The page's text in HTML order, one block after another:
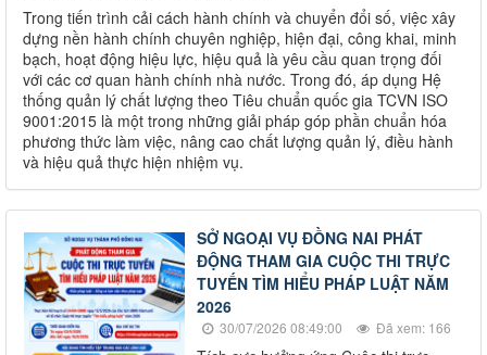
Trong tiến trình cải cách hành chính và chuyển đổi số, việc xây
dựng nền hành chính chuyên nghiệp, hiện đại, công khai, minh
bạch, hoạt động hiệu lực, hiệu quả là yêu cầu quan trọng đối
với các cơ quan hành chính nhà nước. Trong đó, áp dụng Hệ
thống quản lý chất lượng theo Tiêu chuẩn quốc gia TCVN ISO
9001:2015 là một trong những giải pháp góp phần chuẩn hóa
phương thức làm việc, nâng cao chất lượng quản lý, điều hành
và hiệu quả thực hiện nhiệm vụ.
SỞ NGOẠI VỤ ĐỒNG NAI PHÁT
ĐỘNG THAM GIA CUỘC THI TRỰC
TUYẾN TÌM HIỂU PHÁP LUẬT NĂM
2026
30/07/2026 08:49:00 Đã xem: 166